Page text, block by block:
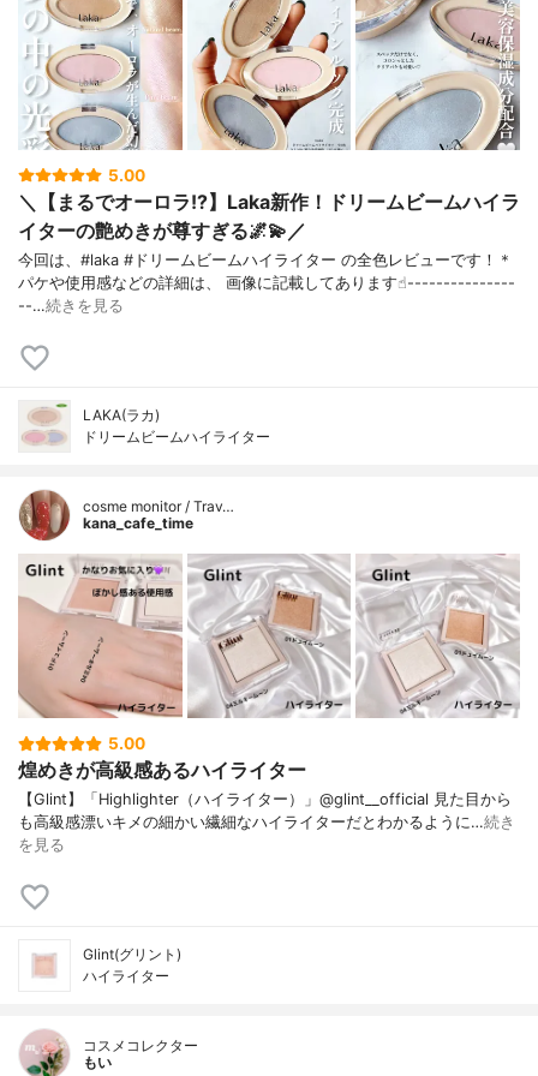
5.00
＼【まるでオーロラ!?】Laka新作！ドリームビームハイラ
イターの艶めきが尊すぎる🌌💫／
今回は、#laka #ドリームビームハイライター の全色レビューです！＊
パケや使用感などの詳細は、 画像に記載してあります☝︎---------------
--…続きを見る
LAKA(ラカ)
ドリームビームハイライター
cosme monitor / Trav…
kana_cafe_time
5.00
煌めきが高級感あるハイライター
【Glint】「Highlighter（ハイライター）」@glint__official 見た目から
も高級感漂いキメの細かい繊細なハイライターだとわかるように…続き
を見る
Glint(グリント)
ハイライター
コスメコレクター
もい